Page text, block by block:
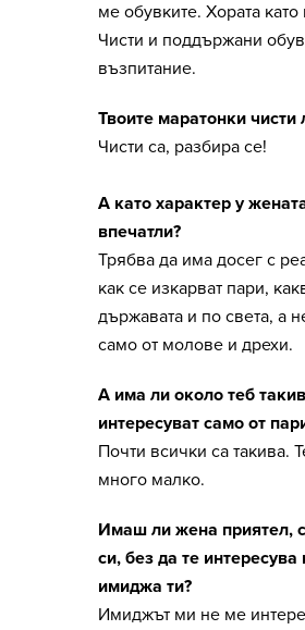
ме обувките. Хората
Чисти и поддържани
възпитание.
Твоите маратонки чисти
Чисти са, разбира се!
А като характер у
впечатли?
Трябва да има досег с
как се изкарват пари,
държавата и по света, а
само от молове и дрехи.
А има ли около теб
интересуват само от
Почти всички са такива.
много малко.
Имаш ли жена приятел,
си, без да те
имиджа ти?
Имиджът ми не ме